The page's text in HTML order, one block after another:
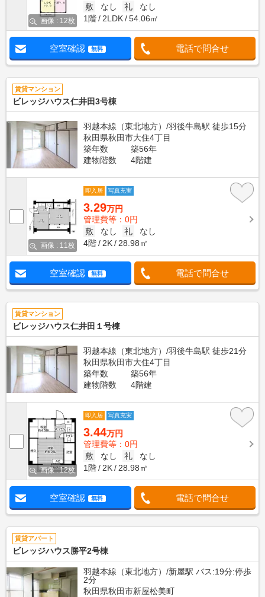
画像 : 12枚
敷
なし 礼
なし
1階
2LDK 54.06㎡
空室確認 無料 電話で問合せ
賃貸マンション
ビレッジハウス仁井田3号棟
羽越本線（東北地方）/羽後牛島駅 徒歩15分
秋田県秋田市大住4丁目
築年数
築56年
建物階数
4階建
画像 : 11枚
即入居 写真充実
3.29万円
管理費等：0円
敷
なし 礼
なし
4階
2K 28.98㎡
空室確認 無料 電話で問合せ
賃貸マンション
ビレッジハウス仁井田１号棟
羽越本線（東北地方）/羽後牛島駅 徒歩21分
秋田県秋田市大住4丁目
築年数
築56年
建物階数
4階建
画像 : 12枚
即入居 写真充実
3.44万円
管理費等：0円
敷
なし 礼
なし
1階
2K 28.98㎡
空室確認 無料 電話で問合せ
賃貸アパート
ビレッジハウス勝平2号棟
羽越本線（東北地方）/新屋駅 バス:19分:停歩
2分
秋田県秋田市新屋松美町